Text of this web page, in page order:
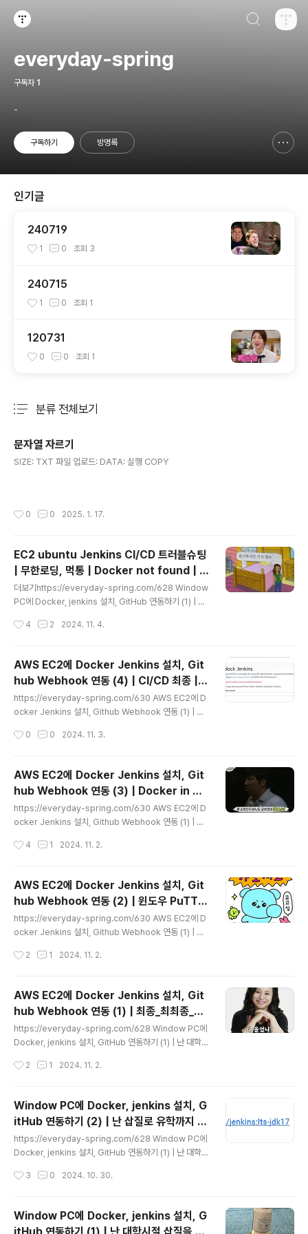
everyday-spring
구독자 1
-
구독하기 방명록
인기글
240719
1 0 조회 3
240715
1 0 조회 1
120731
0 0 조회 1
분류 전체보기
문자열 자르기
SIZE: TXT 파일 업로드: DATA: 실행 COPY
0 0 2025. 1. 17.
EC2 ubuntu Jenkins CI/CD 트러블슈팅
| 무한로딩, 먹통 | Docker not found | n
ot in a git directory
더보기https://everyday-spring.com/628 Window
PC에 Docker, jenkins 설치, GitHub 연동하기 (1) | 난
를... AWS EC2에 설치 했어야 하는데별 의심없이 개인 p
설치heveryday-spring.comhttps://everyday-spr
ing.com/629 Window PC에 Docker, jenkins 설치,
GitHub 연동하기 (2) | 난 삽질로 유학까지 다녀왔단 사실
https://everyday-spring.com/628 Window PC에
4 2 2024. 11. 4.
AWS EC2에 Docker Jenkins 설치, Git
hub Webhook 연동 (4) | CI/CD 최종 | J
enkins Pipeline Docker 배포까지 총정
리
https://everyday-spring.com/630 AWS EC2에 D
ocker Jenkins 설치, Github Webhook 연동 (1) | 최
m/628 Window PC에 Docker, jenkins 설치, GitHu
의심없이 개인 pc에 설치했다..everyday-spring.com
https://everyday-spring.com/631 AWS EC2에 D
ocker Jenkins 설치, Github Webhook 연동 (2) | 윈
도우 PuTTY EC2 연동하기 | EC2 메모리 스왑https://..
0 0 2024. 11. 3.
AWS EC2에 Docker Jenkins 설치, Git
hub Webhook 연동 (3) | Docker in Do
cker
https://everyday-spring.com/630 AWS EC2에 D
ocker Jenkins 설치, Github Webhook 연동 (1) | 최
m/628 Window PC에 Docker, jenkins 설치, GitHu
의심없이 개인 pc에 설치했다..everyday-spring.co
m https://everyday-spring.com/631 AWS EC2에
Docker Jenkins 설치, Github Webhook 연동 (2) |
윈도우 PuTTY EC2 연동하기 | EC2 메모리 스왑http
4 1 2024. 11. 2.
AWS EC2에 Docker Jenkins 설치, Git
hub Webhook 연동 (2) | 윈도우 PuTTY
EC2 연동하기 | EC2 메모리 스왑
https://everyday-spring.com/630 AWS EC2에 D
ocker Jenkins 설치, Github Webhook 연동 (1) | 최
m/628 Window PC에 Docker, jenkins 설치, GitHu
의심없이 개인 pc에 설치했다..everyday-spring.co
m 지난글에서 CI/CD를 위한 AWS EC2 Intance 생성
및 설정을 완료했다이제 Docker와 Jenkins를 설치해보
자 Window Putty 설치윈도우 터미널을 이용하는 방법도
2 1 2024. 11. 2.
AWS EC2에 Docker Jenkins 설치, Git
hub Webhook 연동 (1) | 최종_최최종_찐
막_찐찐막
https://everyday-spring.com/628 Window PC에
Docker, jenkins 설치, GitHub 연동하기 (1) | 난 대학시
EC2에 설치 했어야 하는데별 의심없이 개인 pc에 설치했
eryday-spring.comhttps://everyday-spring.co
m/629 Window PC에 Docker, jenkins 설치, GitHu
b 연동하기 (2) | 난 삽질로 유학까지 다녀왔단 사실http
s://everyday-spring.com/628 Window PC에 Do
2 1 2024. 11. 2.
Window PC에 Docker, jenkins 설치, G
itHub 연동하기 (2) | 난 삽질로 유학까지 다
녀왔단 사실
https://everyday-spring.com/628 Window PC에
Docker, jenkins 설치, GitHub 연동하기 (1) | 난 대학시
EC2에 설치 했어야 하는데별 의심없이 개인 pc에 설치했
eryday-spring.com지난 글에서는Docker, Jenkins
3 0 2024. 10. 30.
Window PC에 Docker, jenkins 설치, G